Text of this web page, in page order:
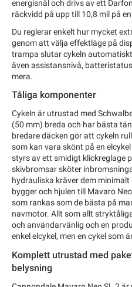
energisnål och drivs av ett
räckvidd på upp till 10,8 mil på
Du reglerar enkelt hur mycket
genom att välja effektläge på
trampa slutar cykeln
även assistansnivå,
mera.
Tåliga komponenter
Cykeln är utrustad med
(50 mm) breda och har bästa
bredare däcken gör att cykeln
som kan vara skönt på en
styrs av ett smidigt klickreglage
skivbromsar sköter
hydrauliska kräver dem
bygger och hjulen till Mavaro
som rankas som de bästa på
navmotor. Allt som allt
och användarvänlig och en
enkel elcykel, men en cykel som
Komplett utrustad med
belysning